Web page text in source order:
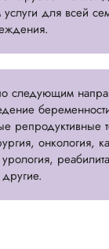
для всей
следующим
репродуктивные
онкология,
урология,